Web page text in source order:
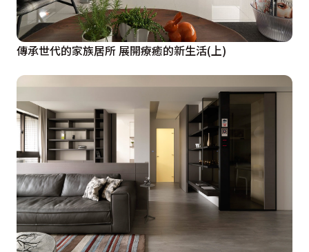
傳承世代的家族居所 展開療癒的新生活(上)